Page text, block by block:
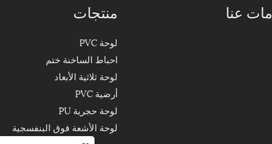
عنا منتجات
لوحة PVC
احباط الساخنة ختم
لوحة ثلاثية الأبعاد
أرضية PVC
لوحة حجرية PU
لوحة الأشعة فوق البنفسجية